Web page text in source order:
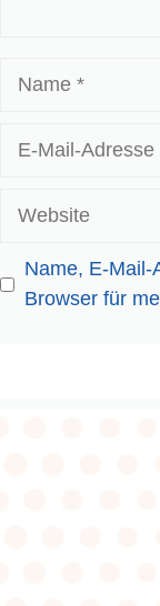
Website
Name, E-Mail-
Browser für